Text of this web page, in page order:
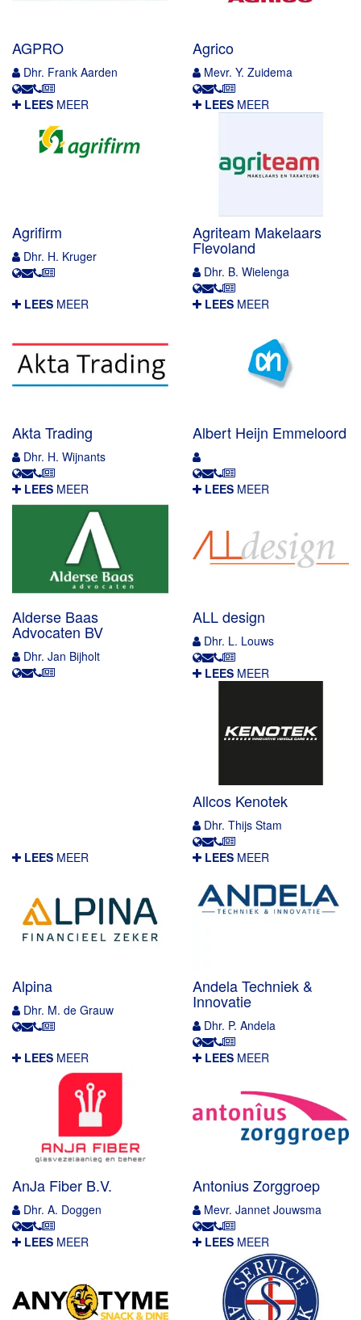
AGPRO
Dhr. Frank Aarden
Agrico
Mevr. Y. Zuidema
LEES MEER
Agrifirm
Dhr. H. Kruger
LEES MEER
Agriteam Makelaars
Flevoland
Dhr. B. Wielenga
LEES MEER
Akta Trading
Dhr. H. Wijnants
LEES MEER
Albert Heijn Emmeloord
LEES MEER
Alderse Baas
Advocaten BV
Dhr. Jan Bijholt
LEES MEER
ALL design
Dhr. L. Louws
LEES MEER
Allcos Kenotek
Dhr. Thijs Stam
LEES MEER
Alpina
Dhr. M. de Grauw
LEES MEER
Andela Techniek &
Innovatie
Dhr. P. Andela
LEES MEER
AnJa Fiber B.V.
Dhr. A. Doggen
LEES MEER
Antonius Zorggroep
Mevr. Jannet Jouwsma
LEES MEER LEES MEER